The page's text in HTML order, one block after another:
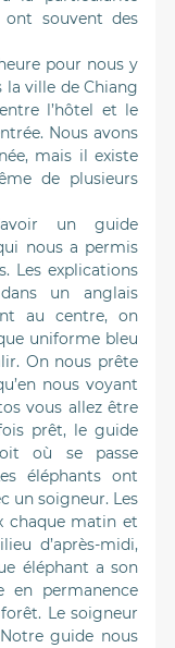
ont souvent des
pour nous y
ville de Chiang
l’hôtel et le
Nous avons
mais il existe
de plusieurs
un guide
nous a permis
Les explications
un anglais
au centre, on
uniforme bleu
On nous prête
nous voyant
vous allez être
prêt, le guide
où se passe
éléphants ont
un soigneur. Les
chaque matin et
d’après-midi,
éléphant a son
en permanence
Le soigneur
guide nous